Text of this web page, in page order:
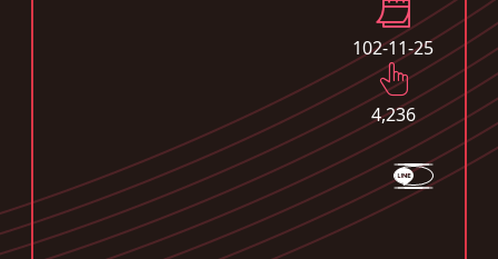
102-11-25
4,236